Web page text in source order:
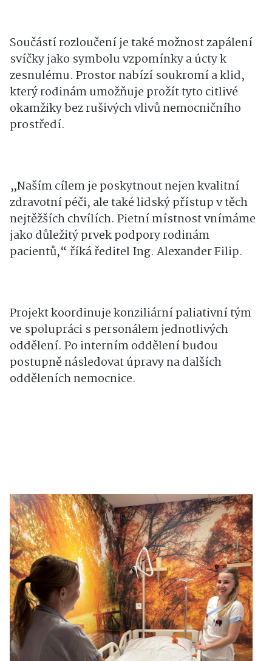
Součástí rozloučení je také možnost zapálení
svíčky jako symbolu vzpomínky a úcty k
zesnulému. Prostor nabízí soukromí a klid,
který rodinám umožňuje prožít tyto citlivé
okamžiky bez rušivých vlivů nemocničního
prostředí.
„Naším cílem je poskytnout nejen kvalitní
zdravotní péči, ale také lidský přístup v těch
nejtěžších chvílích. Pietní místnost vnímáme
jako důležitý prvek podpory rodinám
pacientů,“ říká ředitel Ing. Alexander Filip.
Projekt koordinuje konziliární paliativní tým
ve spolupráci s personálem jednotlivých
oddělení. Po interním oddělení budou
postupně následovat úpravy na dalších
odděleních nemocnice.